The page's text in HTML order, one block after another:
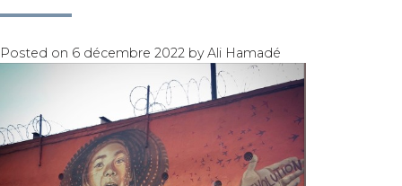
Posted on 6 décembre 2022 byAli Hamadé